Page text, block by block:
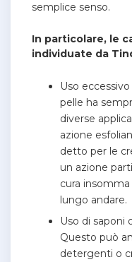
semplice senso.
In particolare, le
individuate da
Uso
pelle ha
diverse
azione
detto per le
un azione
cura
lungo andare.
Uso di saponi
Questo può
detergenti o